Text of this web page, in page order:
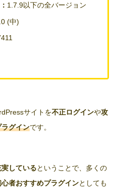
1.7.9以下の全バージョン
(中)
サイトを不正ログインや攻
グインです。
しているということで、多くの
心者おすすめプラグインとしても